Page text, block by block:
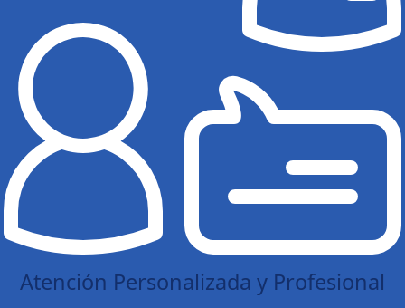
Atención Personalizada y Profesional